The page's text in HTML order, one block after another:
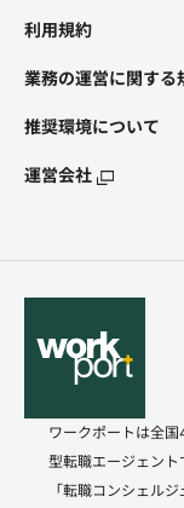
利用規約
業務の運営に関する
推奨環境について
運営会社
ワークポートは全
型転職エージェント
「転職コンシェル